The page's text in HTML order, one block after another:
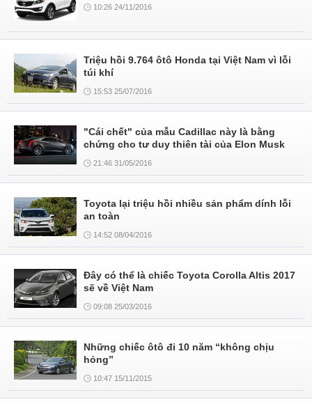
10:26 24/11/2016
Triệu hồi 9.764 ôtô Honda tại Việt Nam vì lỗi
túi khí
15:53 25/07/2016
"Cái chết" của mẫu Cadillac này là bằng
chứng cho tư duy thiên tài của Elon Musk
21:46 31/05/2016
Toyota lại triệu hồi nhiều sản phẩm dính lỗi
an toàn
14:52 08/04/2016
Đây có thể là chiếc Toyota Corolla Altis 2017
sẽ về Việt Nam
09:08 25/03/2016
Những chiếc ôtô đi 10 năm “không chịu
hỏng”
10:47 15/11/2015